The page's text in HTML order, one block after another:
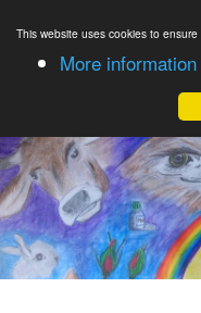
This website uses cookies to
More information